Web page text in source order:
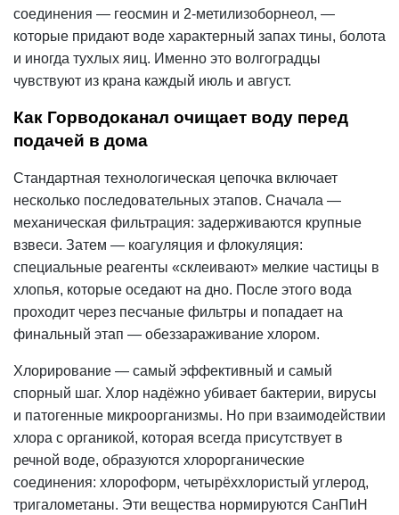
соединения — геосмин и 2-метилизоборнеол, —
которые придают воде характерный запах тины, болота
и иногда тухлых яиц. Именно это волгоградцы
чувствуют из крана каждый июль и август.
Как Горводоканал очищает воду перед
подачей в дома
Стандартная технологическая цепочка включает
несколько последовательных этапов. Сначала —
механическая фильтрация: задерживаются крупные
взвеси. Затем — коагуляция и флокуляция:
специальные реагенты «склеивают» мелкие частицы в
хлопья, которые оседают на дно. После этого вода
проходит через песчаные фильтры и попадает на
финальный этап — обеззараживание хлором.
Хлорирование — самый эффективный и самый
спорный шаг. Хлор надёжно убивает бактерии, вирусы
и патогенные микроорганизмы. Но при взаимодействии
хлора с органикой, которая всегда присутствует в
речной воде, образуются хлорорганические
соединения: хлороформ, четырёххлористый углерод,
тригалометаны. Эти вещества нормируются СанПиН